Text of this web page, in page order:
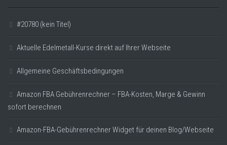
#20780 (kein Titel)
Aktuelle Edelmetall-Kurse direkt auf Ihrer Webseite
Allgemeine Geschäftsbedingungen
Amazon FBA Gebührenrechner – FBA-Kosten, Marge & Gewinn
sofort berechnen
Amazon-FBA-Gebührenrechner Widget für deinen Blog/Webseite